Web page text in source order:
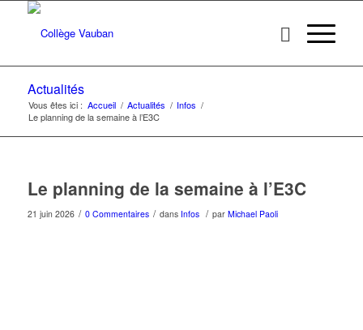
Actualités
Vous êtes ici : Accueil / Actualités / Infos /
Le planning de la semaine à l’E3C
Le planning de la semaine à l’E3C
21 juin 2026 / 0 Commentaires / dans Infos / par Michael Paoli